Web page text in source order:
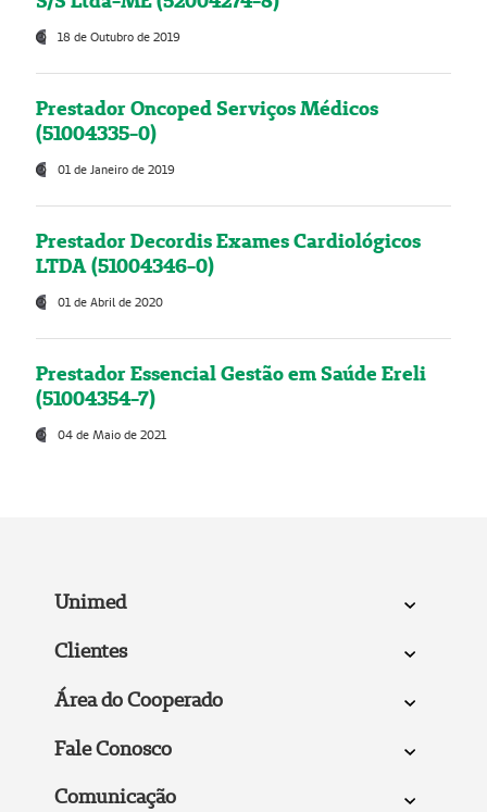
18 de Outubro de 2019
Prestador Oncoped Serviços Médicos
(51004335-0)
01 de Janeiro de 2019
Prestador Decordis Exames Cardiológicos
LTDA (51004346-0)
01 de Abril de 2020
Prestador Essencial Gestão em Saúde Ereli
(51004354-7)
04 de Maio de 2021
Unimed
Clientes
Área do Cooperado
Fale Conosco
Comunicação